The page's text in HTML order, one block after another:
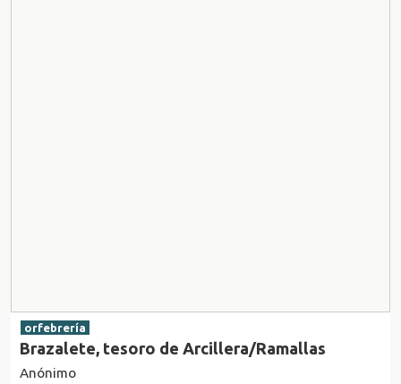
orfebrería
Brazalete, tesoro de Arcillera/Ramallas
Anónimo